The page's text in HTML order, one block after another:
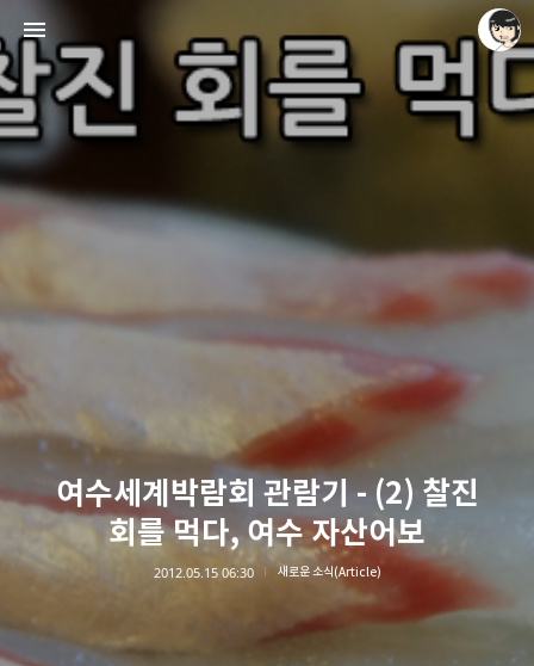
여수세계박람회 관람기 - (2) 찰진
회를 먹다, 여수 자산어보
2012.05.15 06:30 새로운 소식(Article)
레이니아